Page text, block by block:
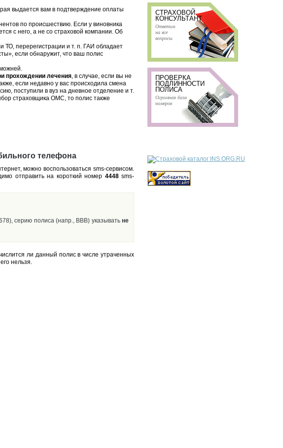
выдается вам в подтверждение оплаты
по происшествию. Если у виновника
с него, а не со страховой компании. Об
ТО, перерегистрации и т. п. ГАИ обладает
если обнаружит, что ваш полис
прохождении лечения, в случае, если вы не
если недавно у вас происходила смена
поступили в вуз на дневное отделение и т.
страховщика ОМС, то полис также
телефона
можно воспользоваться sms-сервисом.
отправить на короткий номер 4448sms-
серию полиса (напр., ВВВ) указывать не
ли данный полис в числе утраченных
нельзя.
СТРАХОВОЙ
КОНСУЛЬТАНТ
Ответим
на все
вопросы
ПРОВЕРКА
ПОДЛИННОСТИ
ПОЛИСА
Огромная база
номеров